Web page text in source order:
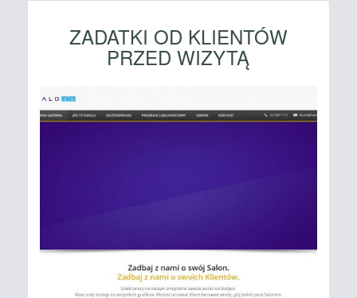
ZADATKI OD KLIENTÓW
PRZED WIZYTĄ